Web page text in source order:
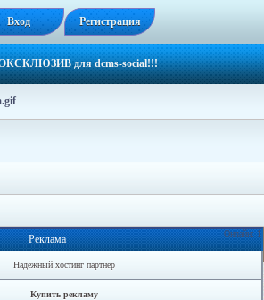
Вход Регистрация
ЭКСКЛЮЗИВ для dcms-social!!!
Онлайн: 1
Реклама
Надёжный хостинг партнер
Купить рекламу